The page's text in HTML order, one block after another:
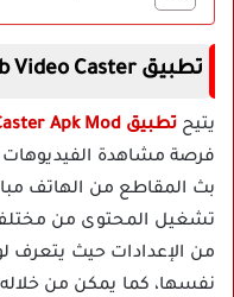
تطبيق Web Video Caster مهكر
يتيح تطبيق Web Video Caster Apk Mod مهكر
فرصة مشاهدة
بث المقاطع من الهاتف
تشغيل المحتوى من مختلف
من الإعدادات حيث يتعرف
نفسها، كما يمكن من